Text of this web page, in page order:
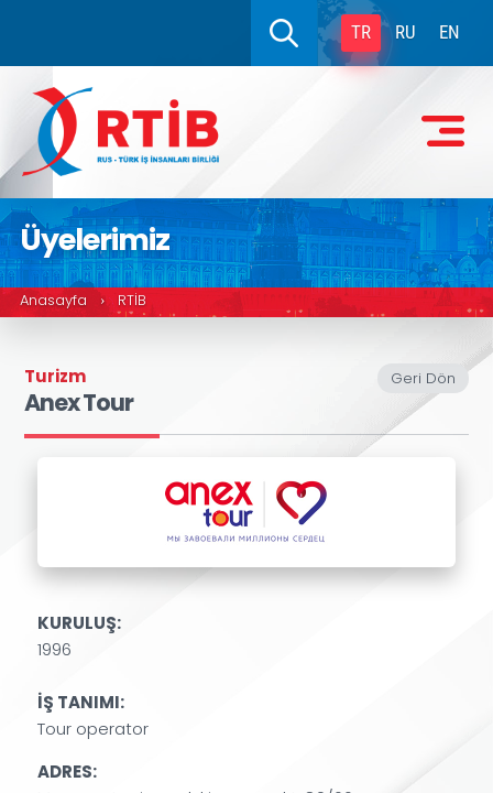
TR RU EN
Üyelerimiz
Anasayfa › RTİB
Geri Dön
Turizm
Anex Tour
KURULUŞ:
1996
İŞ TANIMI:
Tour operator
ADRES: